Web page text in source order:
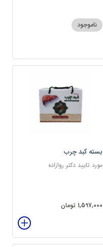
زیتون
ناموجود
بسته کبد چرب
مورد تایید دکتر روازاده
1,597,000 تومان